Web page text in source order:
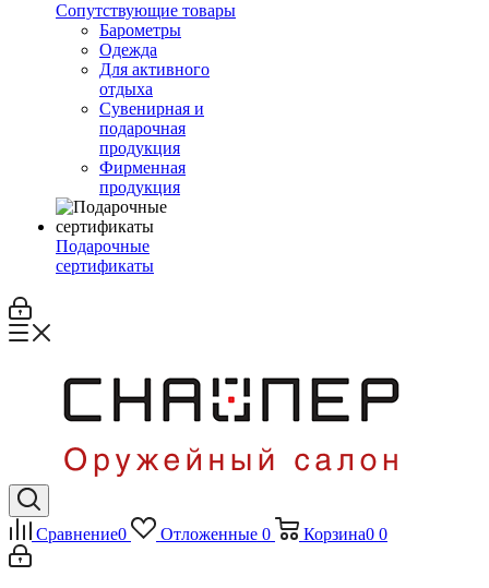
Сопутствующие товары
Барометры
Одежда
Для активного
отдыха
Сувенирная и
подарочная
продукция
Фирменная
продукция
Подарочные
сертификаты
Сравнение0 Отложенные 0 Корзина0 0